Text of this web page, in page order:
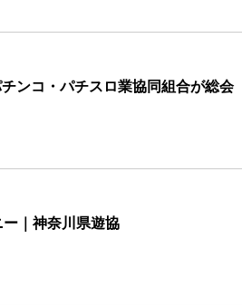
ンコ・パチスロ業協同組合が総会
｜神奈川県遊協